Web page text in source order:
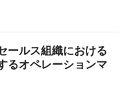
ールス組織における
るオペレーションマ